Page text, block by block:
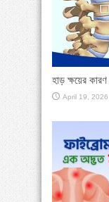
হাড় ক্ষয়ের
April 19, 2026